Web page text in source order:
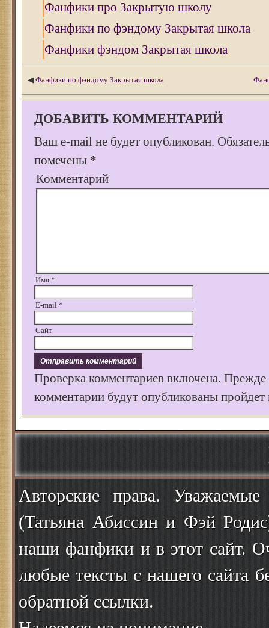
Фанфики про Закрытую школу
Фанфики по фэндому Закрытая школа
Фанфики фэндом Закрытая школа
◀ Фанфики по фэндому Закрытая школа
ДОБАВИТЬ КОММЕНТАРИЙ
Ваш e-mail не будет опубликован.
помечены *
Комментарий
Имя *
E-mail *
Сайт
Проверка комментариев включена.
комментарии будут опубликованы пройдет
Авторские права.
(Татьяна Абиссин и Фэй
наши фанфики и в этот сайт.
любые тексты с нашего сайта
обратной ссылки.